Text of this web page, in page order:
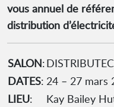
vous annuel de
distribution
SALON:
DATES: 24 – 27 mars
LIEU:
Kay Bailey